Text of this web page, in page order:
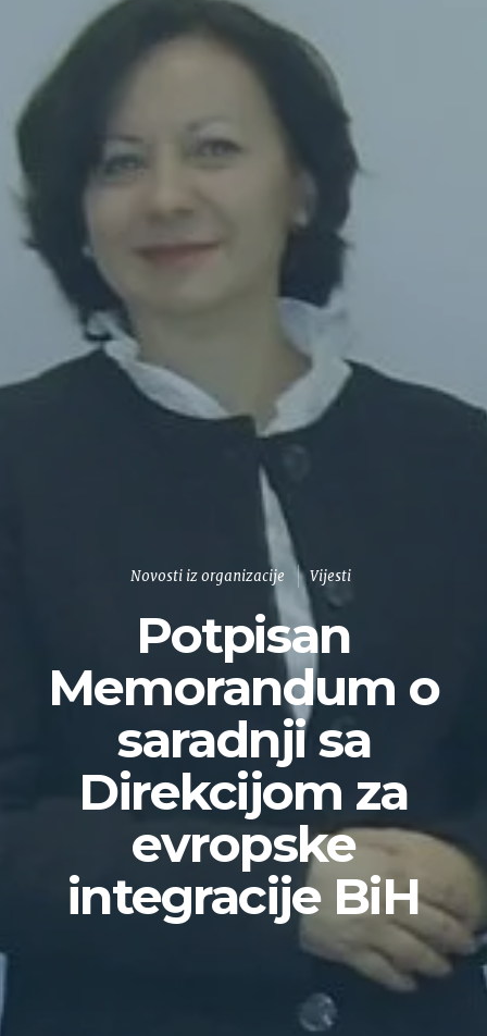
Novosti iz organizacije Vijesti
Potpisan
Memorandum o
saradnji sa
Direkcijom za
evropske
integracije BiH